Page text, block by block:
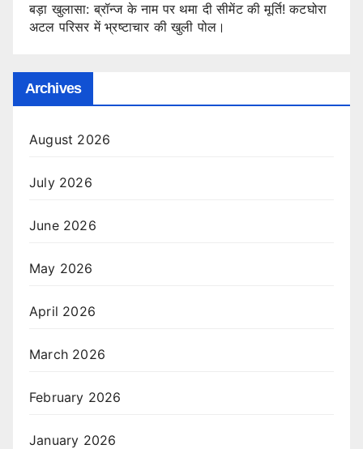
बड़ा खुलासा: ब्रॉन्ज के नाम पर थमा दी सीमेंट की मूर्ति! कटघोरा
अटल परिसर में भ्रष्टाचार की खुली पोल।
Archives
August 2026
July 2026
June 2026
May 2026
April 2026
March 2026
February 2026
January 2026